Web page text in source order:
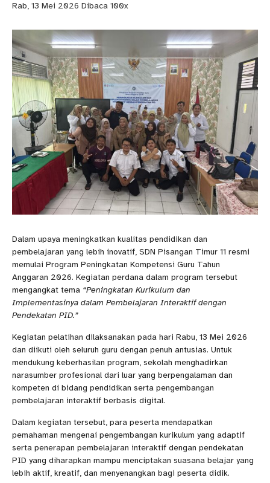
Rab, 13 Mei 2026 Dibaca 100x
Dalam upaya meningkatkan kualitas pendidikan dan
pembelajaran yang lebih inovatif, SDN Pisangan Timur 11 resmi
memulai Program Peningkatan Kompetensi Guru Tahun
Anggaran 2026. Kegiatan perdana dalam program tersebut
mengangkat tema “Peningkatan Kurikulum dan
Implementasinya dalam Pembelajaran Interaktif dengan
Pendekatan PID.”
Kegiatan pelatihan dilaksanakan pada hari Rabu, 13 Mei 2026
dan diikuti oleh seluruh guru dengan penuh antusias. Untuk
mendukung keberhasilan program, sekolah menghadirkan
narasumber profesional dari luar yang berpengalaman dan
kompeten di bidang pendidikan serta pengembangan
pembelajaran interaktif berbasis digital.
Dalam kegiatan tersebut, para peserta mendapatkan
pemahaman mengenai pengembangan kurikulum yang adaptif
serta penerapan pembelajaran interaktif dengan pendekatan
PID yang diharapkan mampu menciptakan suasana belajar yang
lebih aktif, kreatif, dan menyenangkan bagi peserta didik.